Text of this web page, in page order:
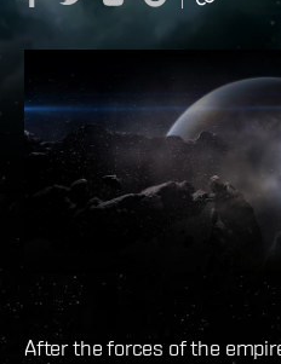
After the forces of the